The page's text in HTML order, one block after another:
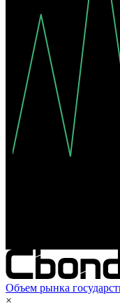
Объем рынка
×